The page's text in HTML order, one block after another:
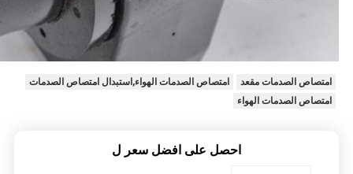
امتصاص الصدمات مقعد
امتصاص الصدمات الهواء,استبدال امتصاص الصدمات
امتصاص الصدمات الهواء
احصل على افضل سعر ل